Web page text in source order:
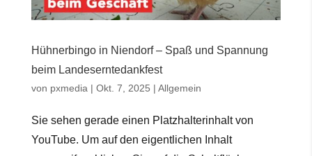
Hühnerbingo in Niendorf – Spaß und Spannung
beim Landeserntedankfest
von pxmedia | Okt. 7, 2025 | Allgemein
Sie sehen gerade einen Platzhalterinhalt von
YouTube. Um auf den eigentlichen Inhalt